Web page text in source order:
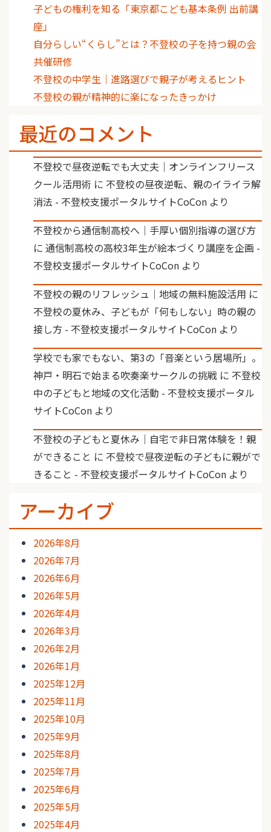
子どもの権利を知る「東京都こども基本条例 出前講
座」
自分らしい“くらし”とは？不登校の子を持つ親の会
共催研修
不登校の中学生｜進路選びで親子が考えるヒント
不登校の親が精神的に楽になったきっかけ
最近のコメント
不登校で昼夜逆転でも大丈夫｜オンラインフリース
クール活用術 に 不登校の昼夜逆転、親のイライラ解
消法 - 不登校支援ポータルサイトCoCon より
不登校から通信制高校へ｜手厚い個別指導の選び方
に 通信制高校の高校3年生が絵本づくり講座を企画 -
不登校支援ポータルサイトCoCon より
不登校の親のリフレッシュ｜地域の無料施設活用 に
不登校の夏休み、子どもが「何もしない」時の親の
接し方 - 不登校支援ポータルサイトCoCon より
学校でも家でもない、第3の「音楽という居場所」。
神戸・明石で始まる吹奏楽サークルの挑戦 に 不登校
中の子どもと地域の文化活動 - 不登校支援ポータル
サイトCoCon より
不登校の子どもと夏休み｜自宅で非日常体験を！親
ができること に 不登校で昼夜逆転の子どもに親がで
きること - 不登校支援ポータルサイトCoCon より
アーカイブ
2026年8月
2026年7月
2026年6月
2026年5月
2026年4月
2026年3月
2026年2月
2026年1月
2025年12月
2025年11月
2025年10月
2025年9月
2025年8月
2025年7月
2025年6月
2025年5月
2025年4月